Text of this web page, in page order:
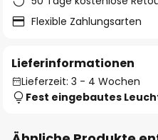
Flexible Zahlungsarten
Lieferinformationen
Lieferzeit: 3 - 4 Wochen
Fest eingebautes